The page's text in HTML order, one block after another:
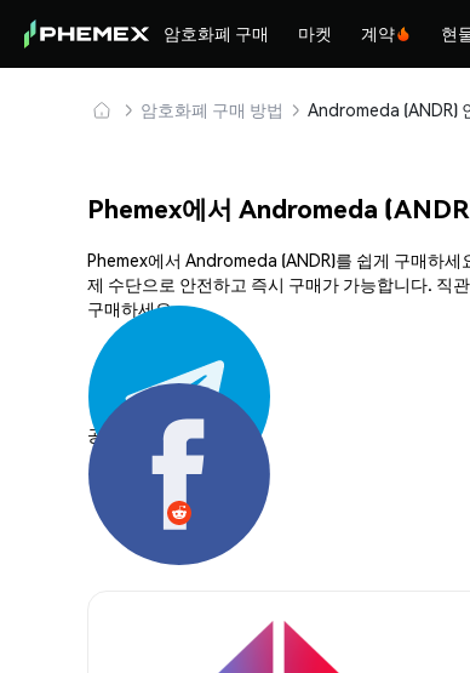
암호화폐 구매 마켓 계약 현
암호화폐 구매 방법
Phemex에서 Andromeda
Phemex에서 Andromeda (ANDR)를 쉽게 구매하
제 수단으로 안전하고 즉시 구매가 가능합니다. 직
구매하세요.
공유하기: